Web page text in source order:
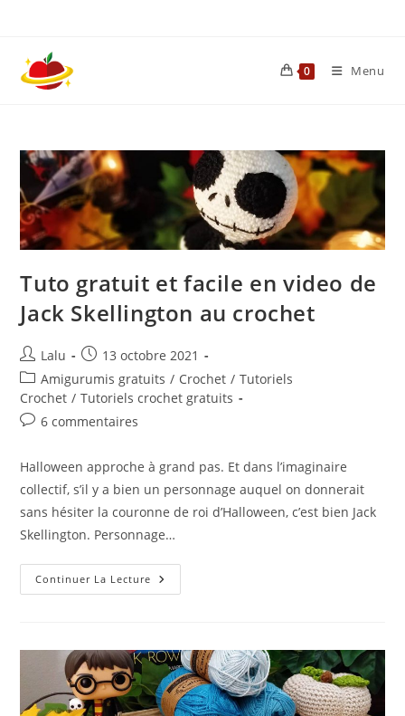
content
0 Menu
Tuto gratuit et facile en video de
Jack Skellington au crochet
Auteur/autrice
de
la
publication :
Lalu
Publication
publiée :
13 octobre 2021
Post
category:
Amigurumis gratuits / Crochet / Tutoriels
Crochet / Tutoriels crochet gratuits
Commentaires
la
publication :
6 commentaires
Halloween approche à grand pas. Et dans l’imaginaire
collectif, s’il y a bien un personnage auquel on donnerait
sans hésiter la couronne de roi d’Halloween, c’est bien Jack
Skellington. Personnage…
Continuer La Lecture Tuto
Gratuit
De
Jack
Skellington
Au
Crochet